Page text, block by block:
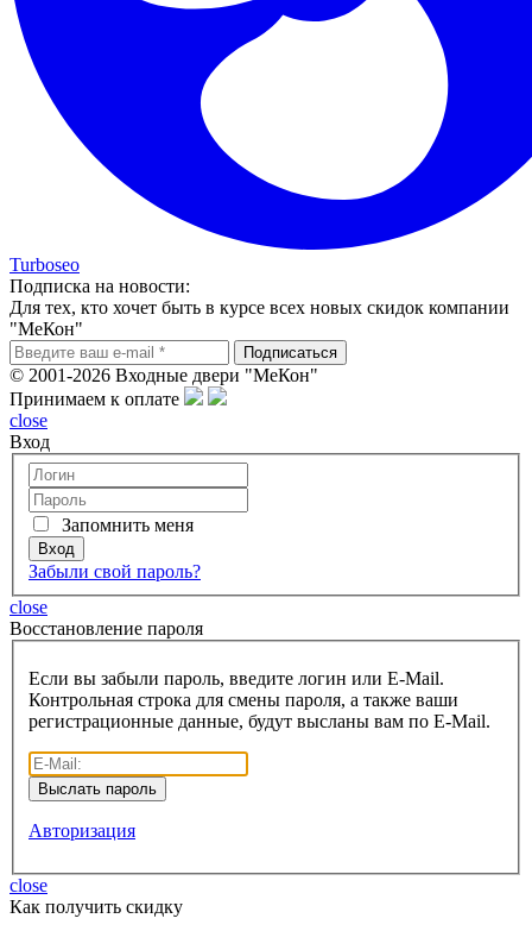
Turboseo
Подписка на новости:
Для тех, кто хочет быть в курсе всех новых скидок компании
"МеКон"
© 2001-2026 Входные двери "МеКон"
Принимаем к оплате
close
Вход
Запомнить меня
Забыли свой пароль?
close
Восcтановление пароля
Если вы забыли пароль, введите логин или E-Mail.
Контрольная строка для смены пароля, а также ваши
регистрационные данные, будут высланы вам по E-Mail.
Авторизация
close
Как получить скидку